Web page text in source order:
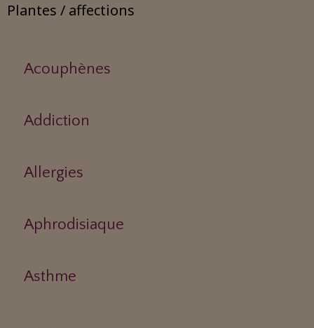
Plantes / affections
Acouphènes
Addiction
Allergies
Aphrodisiaque
Asthme